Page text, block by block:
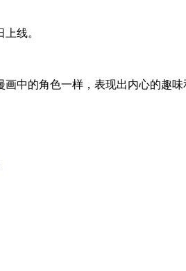
线。
中的角色一样，表现出内心的趣